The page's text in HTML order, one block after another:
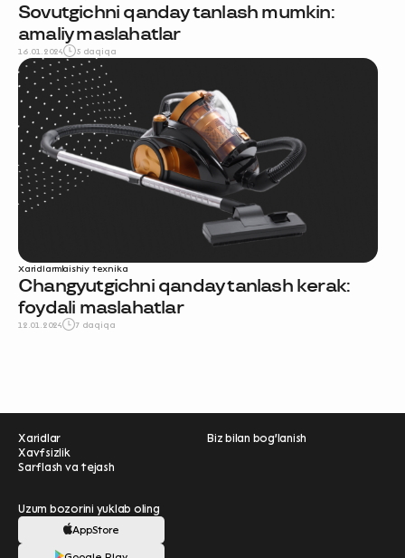
Sovutgichni qanday tanlash mumkin:
amaliy maslahatlar
16.01.2024 5 daqiqa
Xaridlarmaishiy texnika
Changyutgichni qanday tanlash kerak:
foydali maslahatlar
12.01.2024 7 daqiqa
Xaridlar
Xavfsizlik
Sarflash va tejash
Biz bilan bog'lanish
Uzum bozorini yuklab oling
AppStore